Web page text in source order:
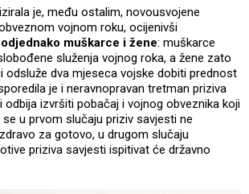
je, među ostalim, novousvojene
vojnom roku, ocijenivši
muškarce i žene: muškarce
služenja vojnog roka, a žene zato
odsluže dva mjeseca vojske dobiti prednost
je i neravnopravan tretman priziva
odbija izvršiti pobačaj i vojnog obveznika koji
u prvom slučaju priziv savjesti ne
za gotovo, u drugom slučaju
priziva savjesti ispitivat će državno